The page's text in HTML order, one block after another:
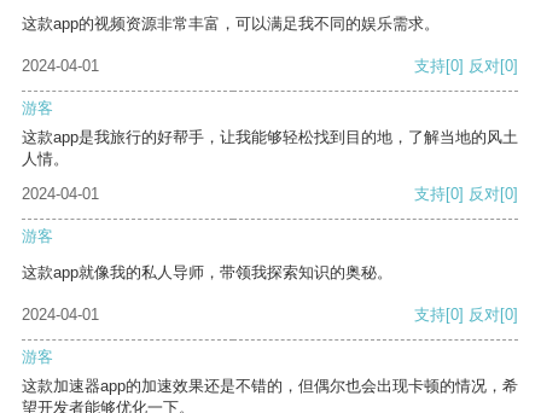
这款app的视频资源非常丰富，可以满足我不同的娱乐需求。
2024-04-01 支持[0] 反对[0]
游客
这款app是我旅行的好帮手，让我能够轻松找到目的地，了解当地的风土
人情。
2024-04-01
支持[0] 反对[0]
游客
这款app就像我的私人导师，带领我探索知识的奥秘。
2024-04-01 支持[0] 反对[0]
游客
这款加速器app的加速效果还是不错的，但偶尔也会出现卡顿的情况，希
望开发者能够优化一下。